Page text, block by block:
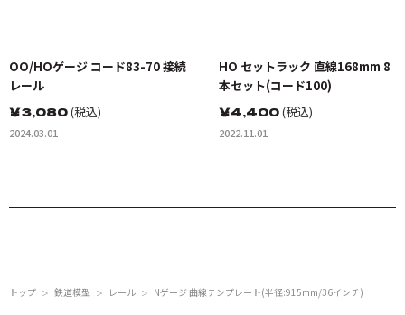
OO/HOゲージ コード83-70 接続
レール
￥3,080(税込)
2024.03.01
HO セットラック 直線168mm 8
本セット(コード100)
￥4,400(税込)
2022.11.01
トップ ＞ 鉄道模型 ＞ レール ＞ Nゲージ 曲線テンプレート(半径:915mm/36インチ)